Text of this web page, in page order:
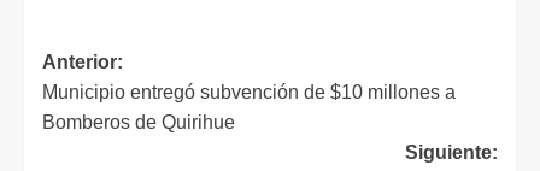
Anterior:
Municipio entregó subvención de $10 millones a
Bomberos de Quirihue
Siguiente: